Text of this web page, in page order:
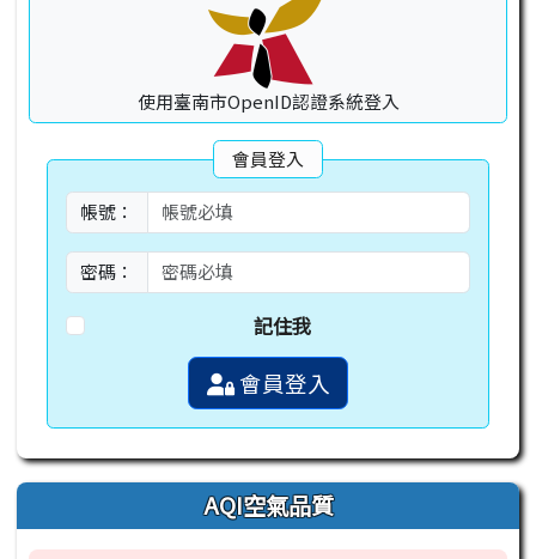
使用臺南市OpenID認證系統登入
會員登入
帳號：
密碼：
記住我
會員登入
AQI空氣品質